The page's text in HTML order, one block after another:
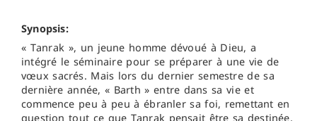
Synopsis:
« Tanrak », un jeune homme dévoué à Dieu, a
intégré le séminaire pour se préparer à une vie de
vœux sacrés. Mais lors du dernier semestre de sa
dernière année, « Barth » entre dans sa vie et
commence peu à peu à ébranler sa foi, remettant en
question tout ce que Tanrak pensait être sa destinée.